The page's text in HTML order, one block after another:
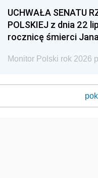
UCHWAŁA SENATU
POLSKIEJ z dnia 22
rocznicę śmierci
Monitor Polski rok 2026